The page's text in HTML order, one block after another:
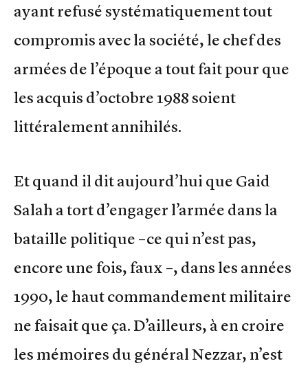
ayant refusé systématiquement tout
compromis avec la société, le chef des
armées de l’époque a tout fait pour que
les acquis d’octobre 1988 soient
littéralement annihilés.
Et quand il dit aujourd’hui que Gaid
Salah a tort d’engager l’armée dans la
bataille politique –ce qui n’est pas,
encore une fois, faux –, dans les années
1990, le haut commandement militaire
ne faisait que ça. D’ailleurs, à en croire
les mémoires du général Nezzar, n’est